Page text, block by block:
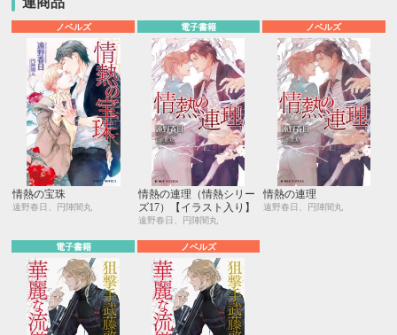
ノベルズ
情熱の宝珠
遠野春日、円陣闇丸
電子書籍
情熱の連理（情熱シリー
ズ17）【イラスト入り】
遠野春日、円陣闇丸
ノベルズ
情熱の連理
遠野春日、円陣闇丸
電子書籍 ノベルズ